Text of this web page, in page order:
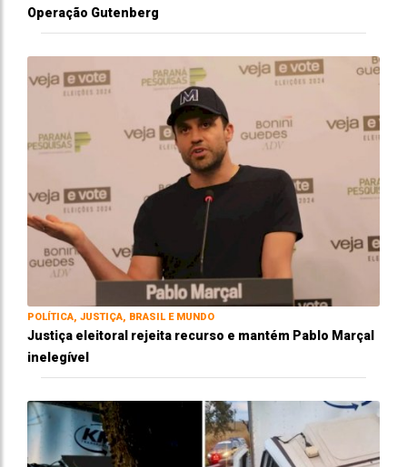
Operação Gutenberg
POLÍTICA, JUSTIÇA, BRASIL E MUNDO
Justiça eleitoral rejeita recurso e mantém Pablo Marçal
inelegível